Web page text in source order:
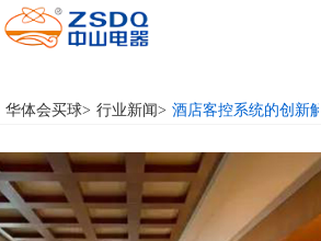
华体会买球> 行业新闻> 酒店客控系统的创新